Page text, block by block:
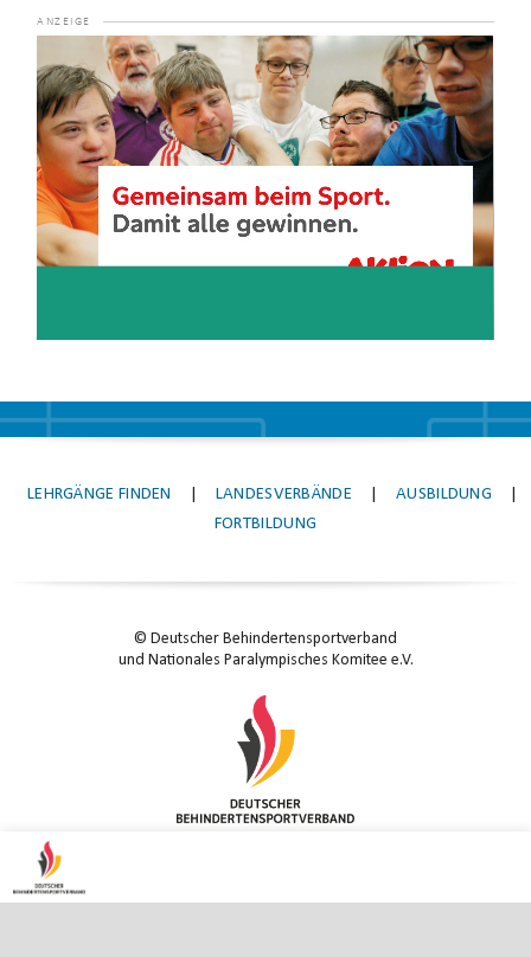
Player
LEHRGÄNGE FINDEN LANDESVERBÄNDE AUSBILDUNG
FORTBILDUNG
© Deutscher Behindertensportverband
und Nationales Paralympisches Komitee e.V.